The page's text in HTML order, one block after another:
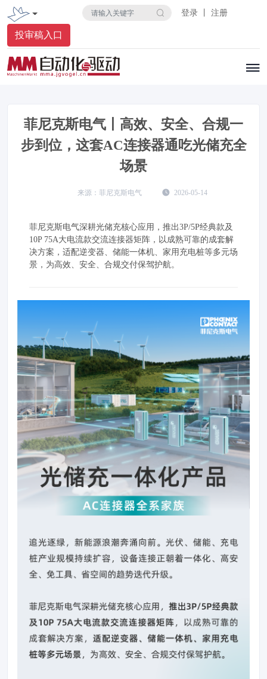
登录 丨 注册
投审稿入口
菲尼克斯电气丨高效、安全、合规一
步到位，这套AC连接器通吃光储充全
场景
菲尼克斯电气 2026-05-14
菲尼克斯电气深耕光储充核心应用，推出3P/5P经典款及
10P 75A大电流款交流连接器矩阵，以成熟可靠的成套解
决方案，适配逆变器、储能一体机、家用充电桩等多元场
景，为高效、安全、合规交付保驾护航。